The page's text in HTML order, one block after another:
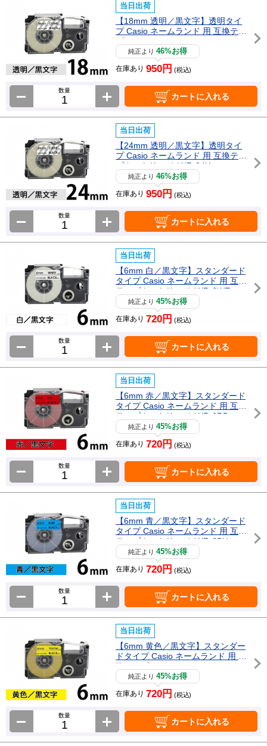
当日出荷
【18mm 透明／黒文字】透明タイ
プ Casio ネームランド 用 互換テー
プカートリッジ / XR-18X
純正より46%お得
在庫あり 950円 (税込)
数量
カートに入れる
当日出荷
【24mm 透明／黒文字】透明タイ
プ Casio ネームランド 用 互換テー
プカートリッジ / XR-24X
純正より46%お得
在庫あり 950円 (税込)
数量
カートに入れる
当日出荷
【6mm 白／黒文字】スタンダード
タイプ Casio ネームランド 用 互換
テープカートリッジ / XR-6WE
純正より45%お得
在庫あり 720円 (税込)
数量
カートに入れる
当日出荷
【6mm 赤／黒文字】スタンダード
タイプ Casio ネームランド 用 互換
テープカートリッジ / XR-6RD
純正より45%お得
在庫あり 720円 (税込)
数量
カートに入れる
当日出荷
【6mm 青／黒文字】スタンダード
タイプ Casio ネームランド 用 互換
テープカートリッジ / XR-6BU
純正より45%お得
在庫あり 720円 (税込)
数量
カートに入れる
当日出荷
【6mm 黄色／黒文字】スタンダー
ドタイプ Casio ネームランド 用 互
換テープカートリッジ / XR-6YW
純正より45%お得
在庫あり 720円 (税込)
数量
カートに入れる